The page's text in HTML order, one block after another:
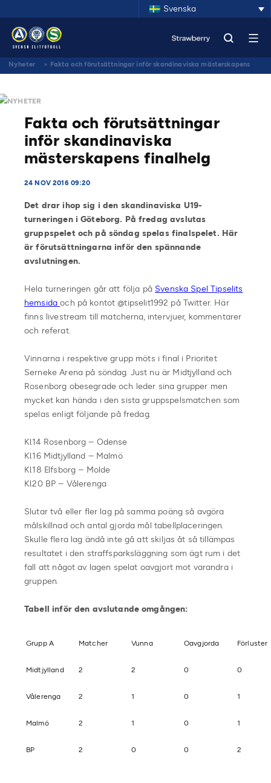
Svenska
Nyheter > Fakta och förutsättningar inför skandinaviska mästerskapens
NYHETER
Fakta och förutsättningar
inför skandinaviska
mästerskapens finalhelg
24 NOV 2016 09:20
Det drar ihop sig i den skandinaviska U19-
turneringen i Göteborg. På fredag avslutas
gruppspelet och på söndag spelas finalspelet. Här
är förutsättningarna inför den spännande
avslutningen.
Hela turneringen går att följa på Svenska Spel Tipselits
hemsidaoch på kontot @tipselit1992 på Twitter. Här
finns livestream till matcherna, intervjuer, kommentarer
och referat.
Vinnarna i respektive grupp möts i final i Prioritet
Serneke Arena på söndag. Just nu är Midtjylland och
Rosenborg obesegrade och leder sina grupper men
mycket kan hända i den sista gruppspelsmatchen som
spelas enligt följande på fredag.
Kl.14 Rosenborg – Odense
Kl.16 Midtjylland – Malmö
Kl.18 Elfsborg – Molde
Kl.20 BP – Vålerenga
Slutar två eller fler lag på samma poäng så avgöra
målskillnad och antal gjorda mål tabellplaceringen.
Skulle flera lag ändå inte gå att skiljas åt så tillämpas
resultatet i den straffsparksläggning som ägt rum i det
fall att något av lagen spelat oavgjort mot varandra i
gruppen.
Tabell inför den avslutande omgången:
Grupp A Matcher Vunna Oavgjorda Förluster
Midtjylland 2 2 0 0
Vålerenga 2 1 0 1
Malmö 2 1 0 1
BP 2 0 0 2